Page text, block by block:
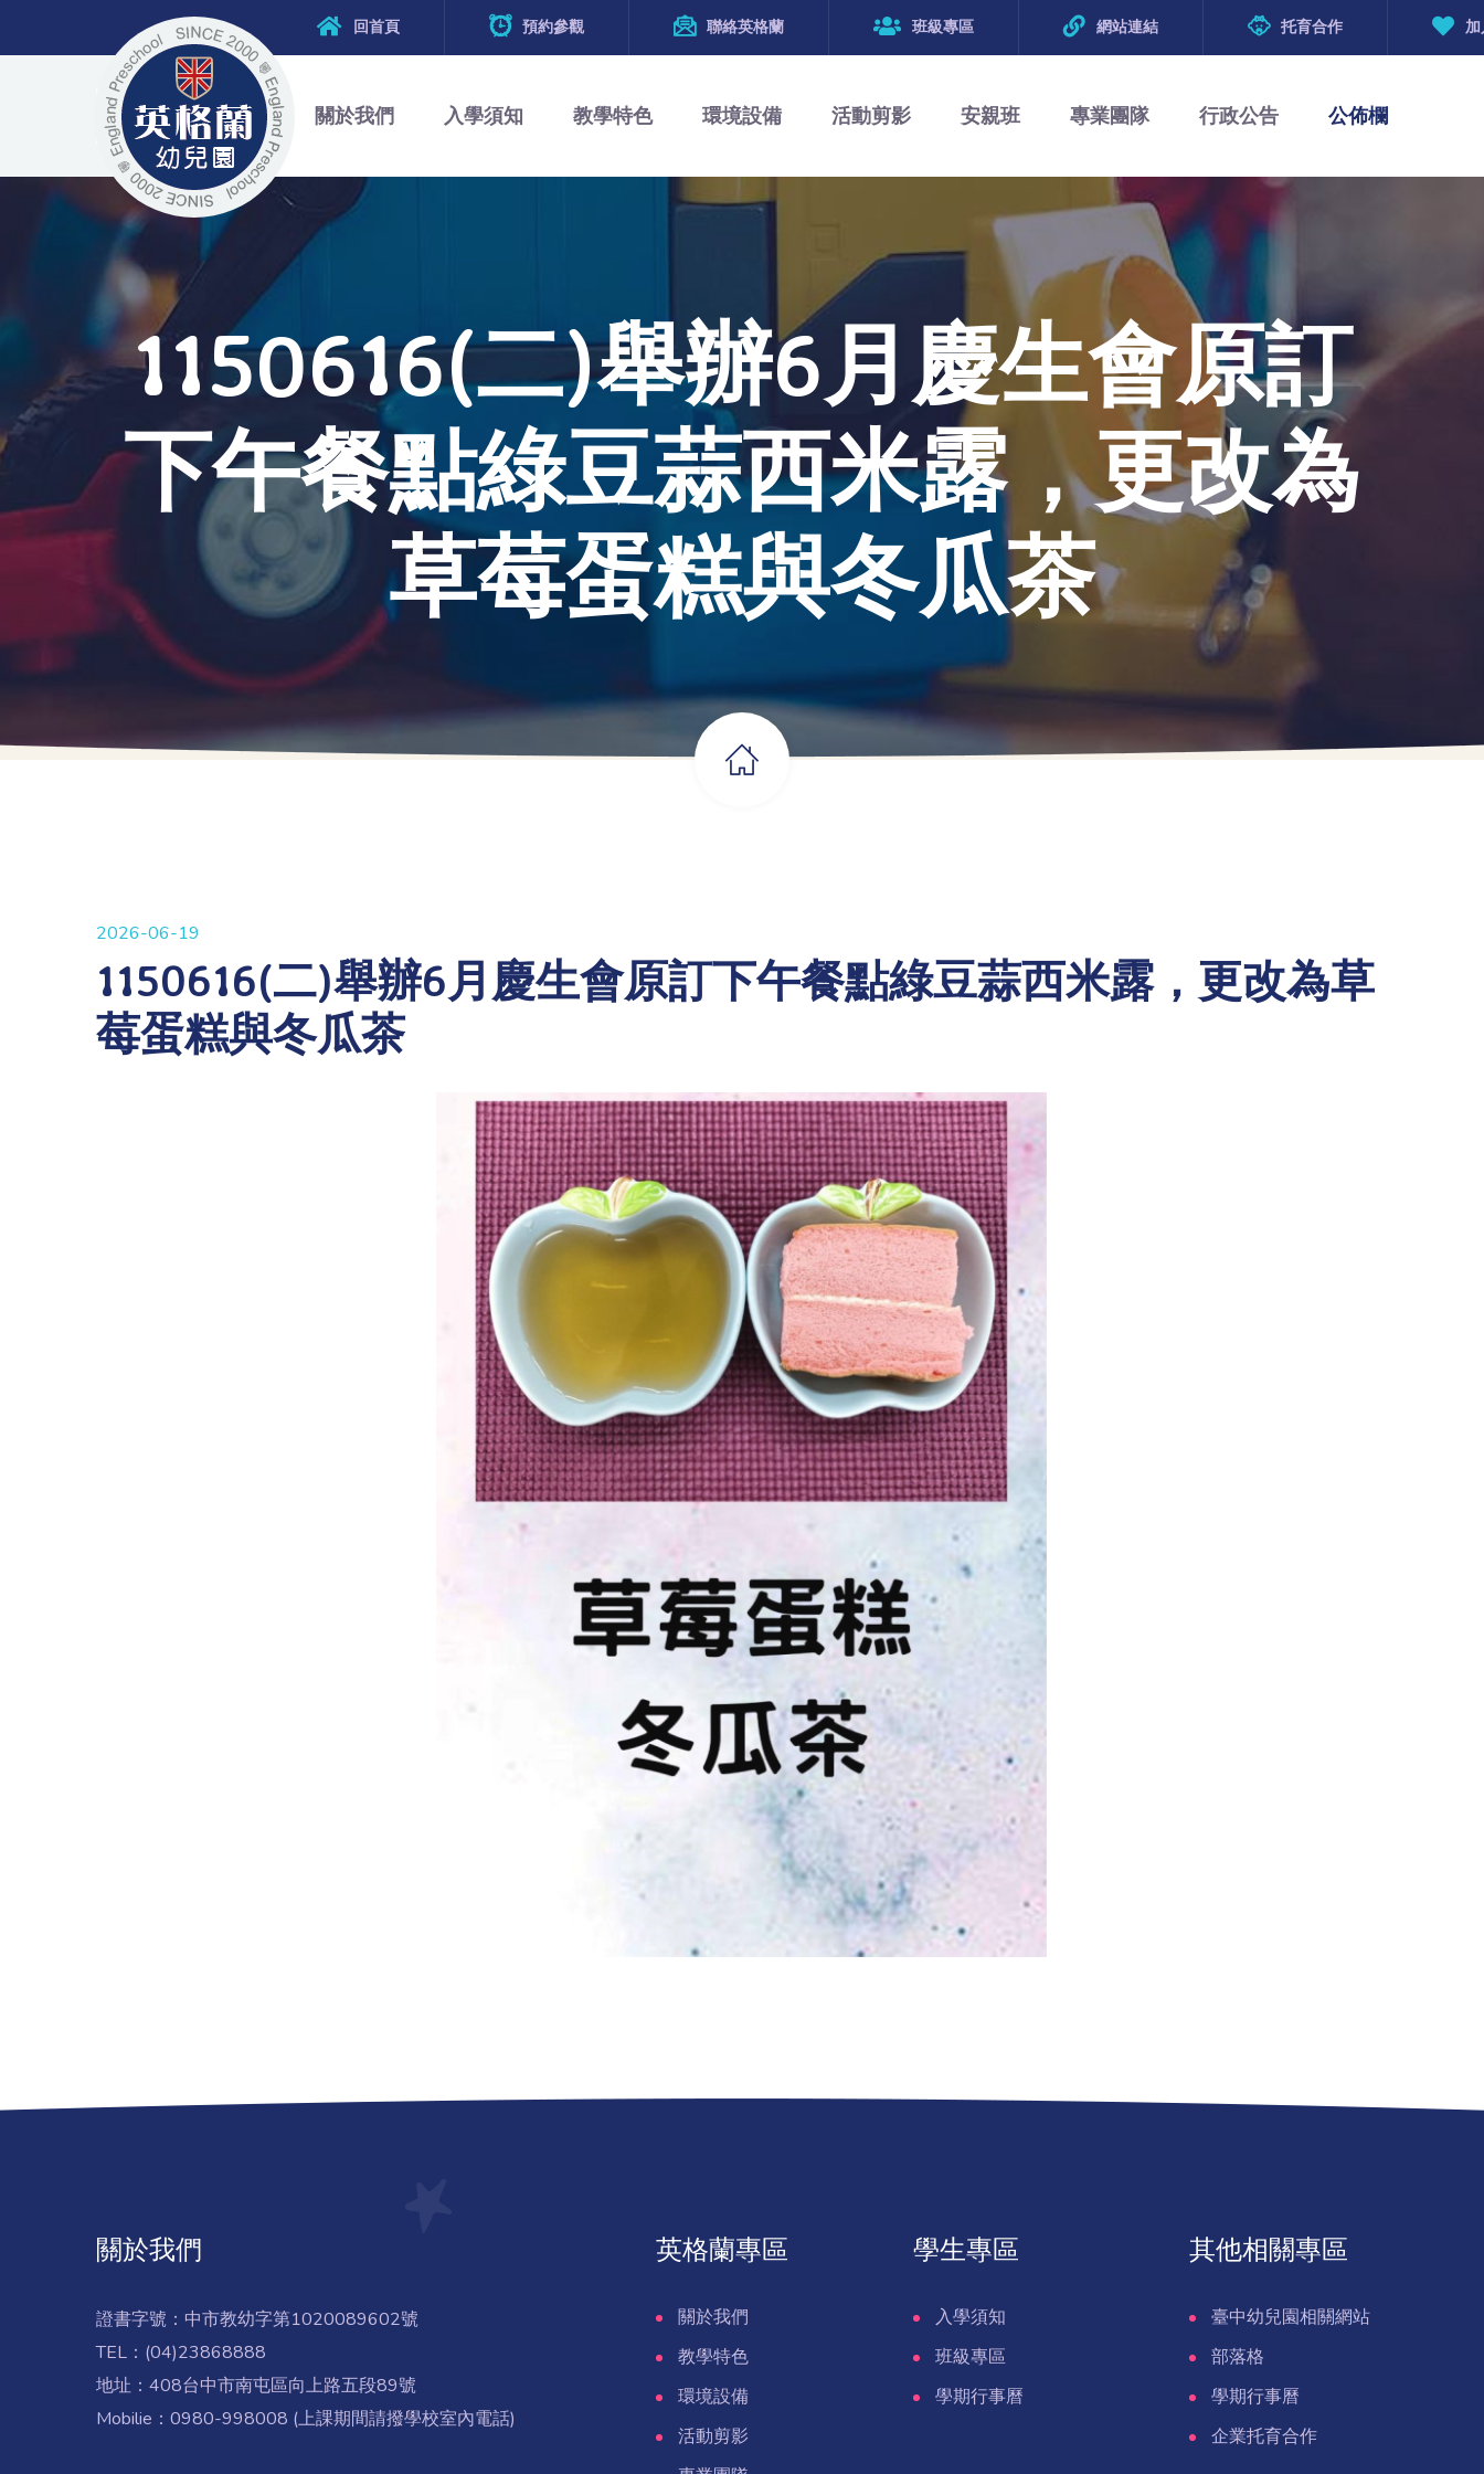
回首頁 預約參觀 聯絡英格蘭 班級專區 網站連結 托育合作
關於我們 入學須知 教學特色 環境設備 活動剪影 安親班 專業團隊 行政公告 公佈欄
1150616(二)舉辦6月慶生會原訂
下午餐點綠豆蒜西米露，更改為
草莓蛋糕與冬瓜茶
2026-06-19
1150616(二)舉辦6月慶生會原訂下午餐點綠豆蒜西米露，更改為草
莓蛋糕與冬瓜茶
關於我們
證書字號：中市教幼字第1020089602號
TEL：(04)23868888
地址：408台中市南屯區向上路五段89號
Mobilie：0980-998008 (上課期間請撥學校室內電話)
英格蘭專區
關於我們
教學特色
環境設備
活動剪影
學生專區
入學須知
班級專區
學期行事曆
其他相關專區
臺中幼兒園相關網站
部落格
學期行事曆
企業托育合作